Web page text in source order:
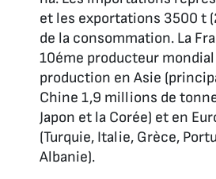
et les exportations 3500 t
de la consommation. La
10éme producteur
production en Asie
Chine 1,9 millions de
Japon et la Corée) et en
(Turquie, Italie, Grèce,
Albanie).